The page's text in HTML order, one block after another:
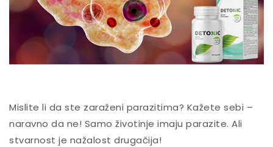
Mislite li da ste zaraženi parazitima? Kažete sebi –
naravno da ne! Samo životinje imaju parazite. Ali
stvarnost je nažalost drugačija!